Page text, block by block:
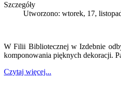
Szczegóły
Utworzono: wtorek, 17,
W Filii Bibliotecznej w Izdebnie
komponowania pięknych dekoracji.
Czytaj więcej...